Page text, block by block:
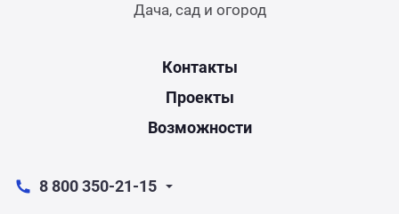
Дача, сад и огород
Контакты
Проекты
Возможности
8 800 350-21-15